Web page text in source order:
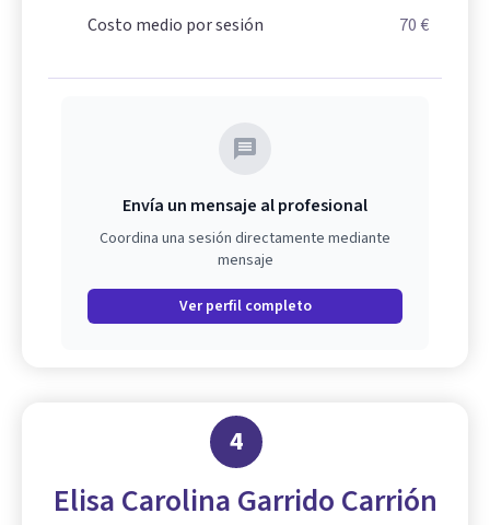
Costo medio por sesión
70 €
Envía un mensaje al profesional
Coordina una sesión directamente mediante
mensaje
Ver perfil completo
4
Elisa Carolina Garrido Carrión